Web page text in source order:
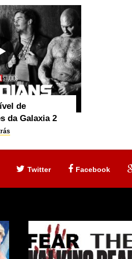
de
da Galaxia 2
Twitter Facebook